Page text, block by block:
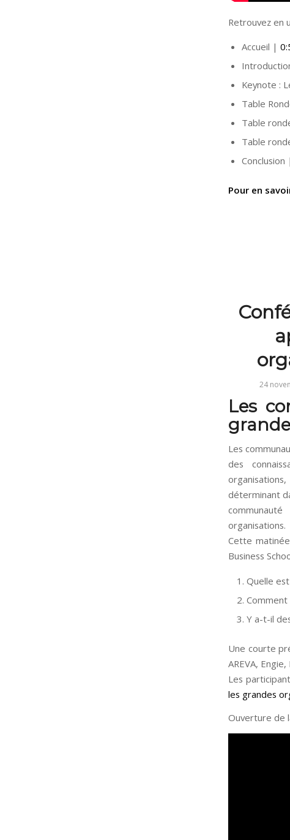
Retrouvez en
Accueil |
Keynote :
Table
Table
Table
Conclusion |
Pour en
24
Les
Les
des
déterminant
organisations.
Cette
Business
Quelle
Comment
Y a-t-il
Une courte
AREVA,
Les
les grandes
Ouverture de